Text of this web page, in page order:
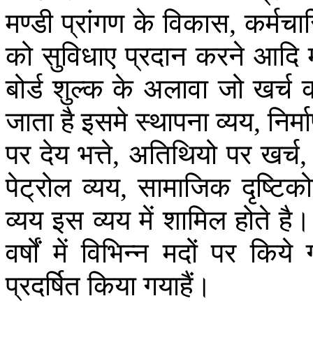
मण्डी प्रांगण के विकास,
को सुविधाए प्रदान करने आदि
बोर्ड शुल्क के अलावा जो खर्च
जाता है इसमे स्थापना व्यय,
पर देय भत्ते, अतिथियो पर खर्च
पेट्रोल व्यय,सामाजिक
व्यय इस व्यय में शामिल होते है।
वर्षों में विभिन्न मदों पर किये
प्रदर्षित किया गयाहैं।